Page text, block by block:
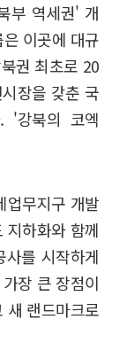
부 역세권' 개
이곳에 대규
권 최초로 20
장을 갖춘 국
. '강북의 코엑
업무지구 개발
지하화와 함께
를 시작하게
장 큰 장점이
새 랜드마크로